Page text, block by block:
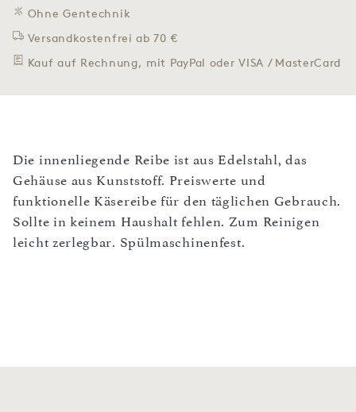
Ohne Gentechnik
Versandkostenfrei ab 70 €
Kauf auf Rechnung, mit PayPal oder VISA / MasterCard
Die innenliegende Reibe ist aus Edelstahl, das
Gehäuse aus Kunststoff. Preiswerte und
funktionelle Käsereibe für den täglichen Gebrauch.
Sollte in keinem Haushalt fehlen. Zum Reinigen
leicht zerlegbar. Spülmaschinenfest.